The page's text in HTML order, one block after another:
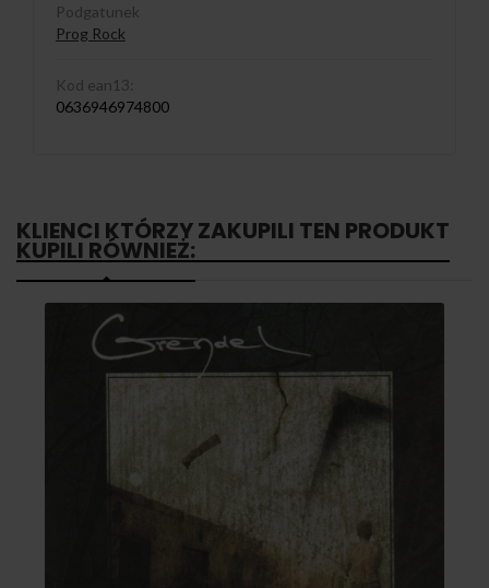
Podgatunek
Prog Rock
Kod ean13:
0636946974800
KLIENCI KTÓRZY ZAKUPILI TEN PRODUKT
KUPILI RÓWNIEŻ: